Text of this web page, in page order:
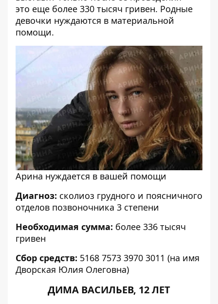
это еще более 330 тысяч гривен. Родные
девочки нуждаются в материальной
помощи.
Арина нуждается в вашей помощи
Диагноз: сколиоз грудного и поясничного
отделов позвоночника 3 степени
Необходимая сумма: более 336 тысяч
гривен
Сбор средств: 5168 7573 3970 3011 (на имя
Дворская Юлия Олеговна)
ДИМА ВАСИЛЬЕВ, 12 ЛЕТ